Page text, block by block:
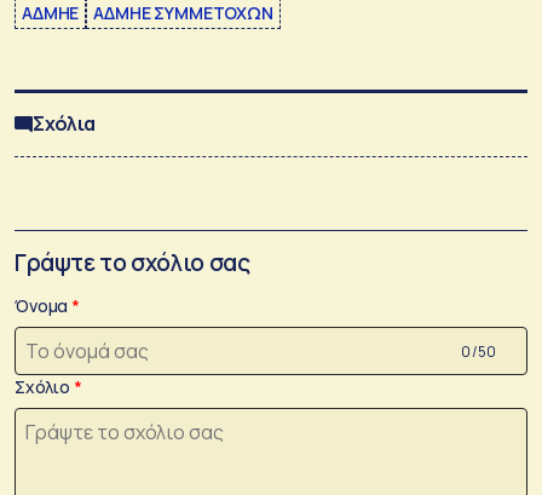
ΑΔΜΗΕ ΑΔΜΗΕ ΣΥΜΜΕΤΟΧΩΝ
Σχόλια
Γράψτε το σχόλιο σας
Όνομα
0 /50
Σχόλιο